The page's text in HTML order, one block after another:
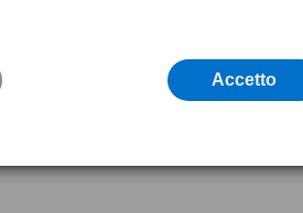
Accetto